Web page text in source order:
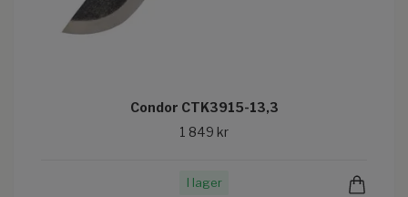
Condor CTK3915-13,3
1 849 kr
I lager